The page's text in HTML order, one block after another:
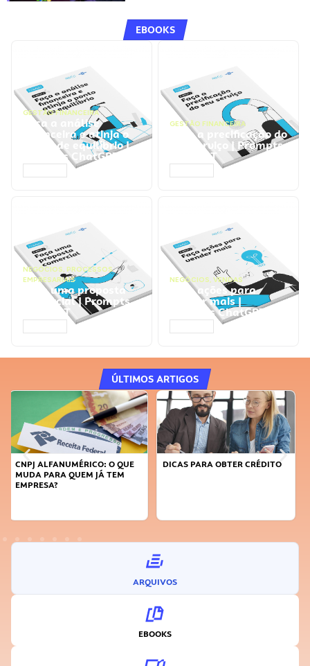
EBOOKS
GESTÃO FINANCEIRA
Faça a análise
financeira e atinja o
ponto de equilíbrio |
Prompts ChatGPT
GESTÃO FINANCEIRA
Faça a precificação do
seu serviço | Prompts
ChatGPT
NEGÓCIOS, PROCESSOS
EMPRESARIAIS
Faça uma proposta
comercial | Prompts
ChatGPT
NEGÓCIOS, VENDAS
Faça ações para
vender mais |
Prompts ChatGPT
ÚLTIMOS ARTIGOS
DICAS PARA OBTER CRÉDITO
FAÇA A DIFERENÇA: SEJA
ARQUIVOS
EBOOKS